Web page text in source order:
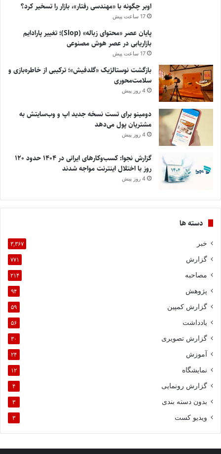
اوبر چگونه با «مهندسی رفتار»، بازار را تسخیر کرد؟
17 ساعت پیش
پایان عصر «محتوای زباله» (Slop)؛ تغییر پارادایم
بازاریابی در عصر هوش مصنوعی
17 ساعت پیش
بازگشت نوستالژیک «گلدفیش»؛ ترکیبی از خاطره‌بازی و
سلامت‌محوری
4 روز پیش
دومینو برای تست نسخه جدید اپ و وب‌سایتش به
مشتریان پول می‌دهد
4 روز پیش
گزارش نجوا: کسب‌وکارهای ایرانی در ۱۴۰۴ حدود ۱۲۰
روز با اختلال اینترنت مواجه شدند
4 روز پیش
دسته ها
خبر ۳,۳۶۷
گزارش ۷۷۱
مصاحبه ۲۱۴
پژوهش ۹۴
گزارش کمپین ۵۹
یادداشت ۵۶
گزارش تصویری ۳۰
آموزش ۲۴
نمایشگاه ۱۲
گزارش رونمایی ۴
بدون دسته بندی ۳
ویدیو کست ۳